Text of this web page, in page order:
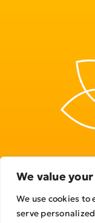
We value
We use cookies
serve